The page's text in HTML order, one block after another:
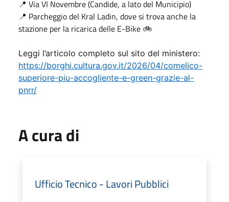
📍 Via VI Novembre (Candide, a lato del Municipio)
📍 Parcheggio del Kral Ladin, dove si trova anche la
stazione per la ricarica delle E-Bike 🚲
Leggi l’articolo completo sul sito del ministero:
https://borghi.cultura.gov.it/2026/04/comelico-
superiore-piu-accogliente-e-green-grazie-al-
pnrr/
A cura di
Ufficio Tecnico - Lavori Pubblici